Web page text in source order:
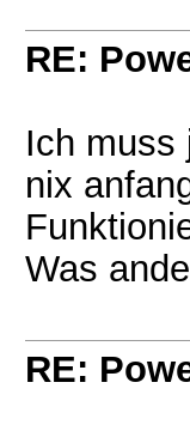
RE:
Ich muss
nix
Was
RE: